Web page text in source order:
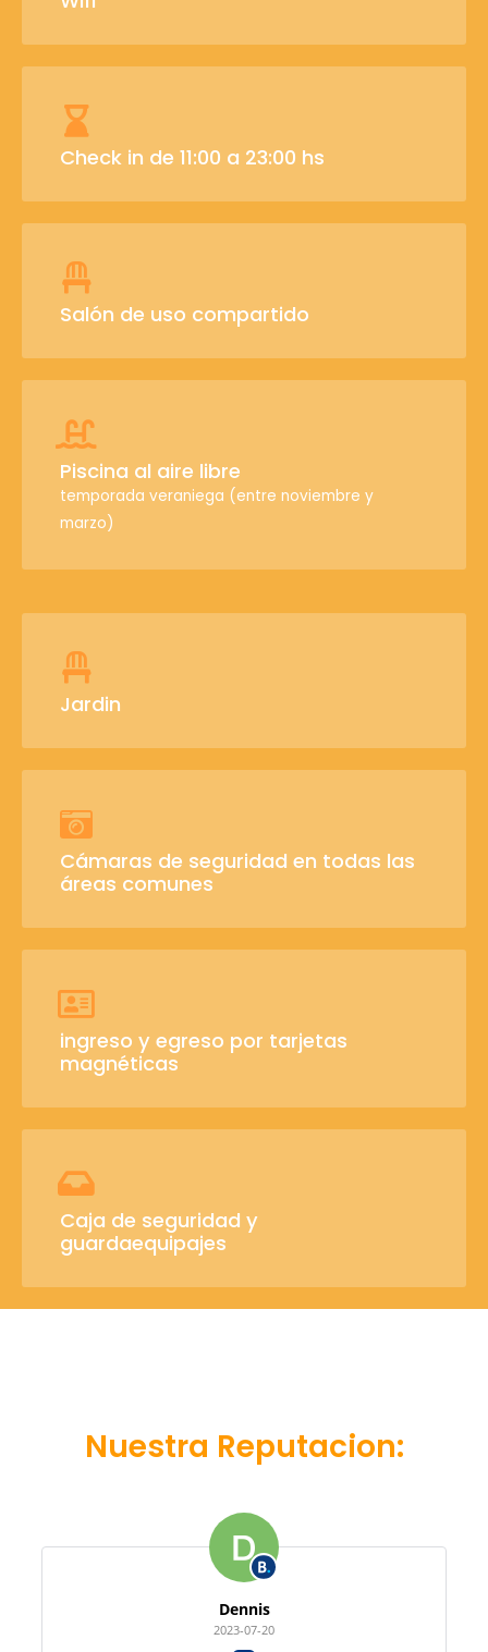
Check in de 11:00 a 23:00 hs
Salón de uso compartido
Piscina al aire libre
temporada veraniega (entre noviembre y
marzo)
Jardin
Cámaras de seguridad en todas las
áreas comunes
ingreso y egreso por tarjetas
magnéticas
Caja de seguridad y
guardaequipajes
Nuestra Reputacion:
Dennis
2023-07-20